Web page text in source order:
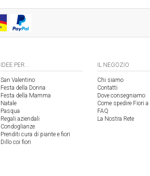
IDEE PER...
San Valentino
Festa della Donna
Festa della Mamma
Natale
Pasqua
Regali aziendali
Condoglianze
Prenditi cura di piante e fiori
Dillo coi fiori
IL NEGOZIO
Chi siamo
Contatti
Dove consegniamo
Come spedire Fiori
FAQ
La Nostra Rete